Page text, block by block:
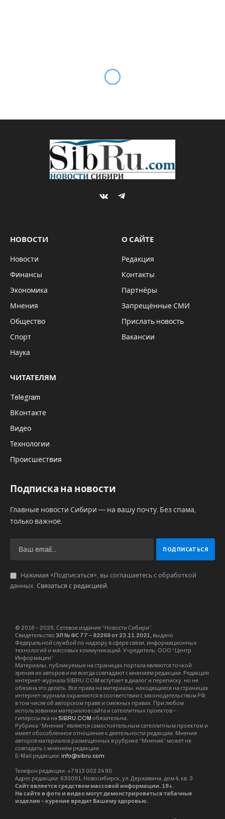
VKontakteTelegram
НОВОСТИ
Новости
Финансы
Экономика
Мнения
Общество
Спорт
Наука
О САЙТЕ
Редакция
Контакты
Партнёры
Запрещённые СМИ
Прислать новость
Вакансии
ЧИТАТЕЛЯМ
Telegram
ВКонтакте
Видео
Технологии
Происшествия
Подписка на новости
Главные новости Сибири — на вашу почту. Без спама,
только важное.
Нажимая «Подписаться», вы соглашаетесь с обработкой
данных. Связаться с редакцией.
© 2016 – 2026, Сетевое издание “Новости Сибири”.
Свидетельство ЭЛ № ФС 77 – 82268 от 23.11.2021, выдано
Федеральной службой по надзору в сфере связи, информационных
технологий и массовых коммуникаций. Учредитель: ООО “Центр
Информации”
Материалы, публикуемые на страницах портала являются точкой
зрения их авторов и не всегда совпадают с мнением редакции. Редакция
интернет-журнала SIBRU.COM вступает в диалог и переписку, но не
обязана это делать. Все права на материалы, находящиеся на страницах
интернет-журнала охраняются в соответствии с законодательством РФ,
в том числе об авторском праве и смежных правах. При любом
использовании материалов сайта и сателлитных проектов –
гиперссылка на SIBRU.COM обязательна.
Рубрика “Мнения” является самостоятельным сателлитным проектом и
имеет обособленное отношение к деятельности редакции. Мнения
авторов материалов размещенных в рубрике “Мнения” может не
совпадать с мнением редакции.
E-Mail редакции: info@sibru.com
Телефон редакции: +7 913 002 24 80
Адрес редакции: 630091, Новосибирск, ул. Державина, дом 4, кв. 3
Сайт является средством массовой информации. 18+.
На сайте в фото и видео могут демонстрироваться табачные
изделия – курение вредит Вашему здоровью.